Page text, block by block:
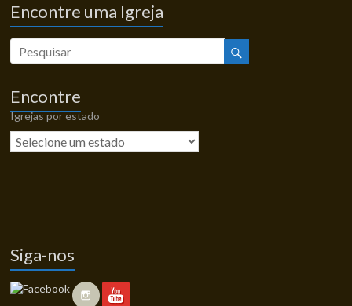
Encontre uma Igreja
Encontre
Igrejas por estado
Siga-nos